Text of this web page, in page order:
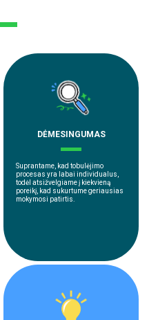
DĖMESINGUMAS
Suprantame, kad tobulėjimo
procesas yra labai individualus,
todėl atsižvelgiame į kiekvieną
poreikį, kad sukurtume geriausias
mokymosi patirtis.